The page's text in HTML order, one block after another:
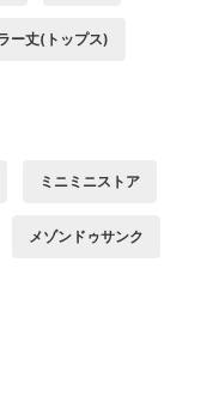
ー丈(トップス)
ミニミニストア
メゾンドゥサンク